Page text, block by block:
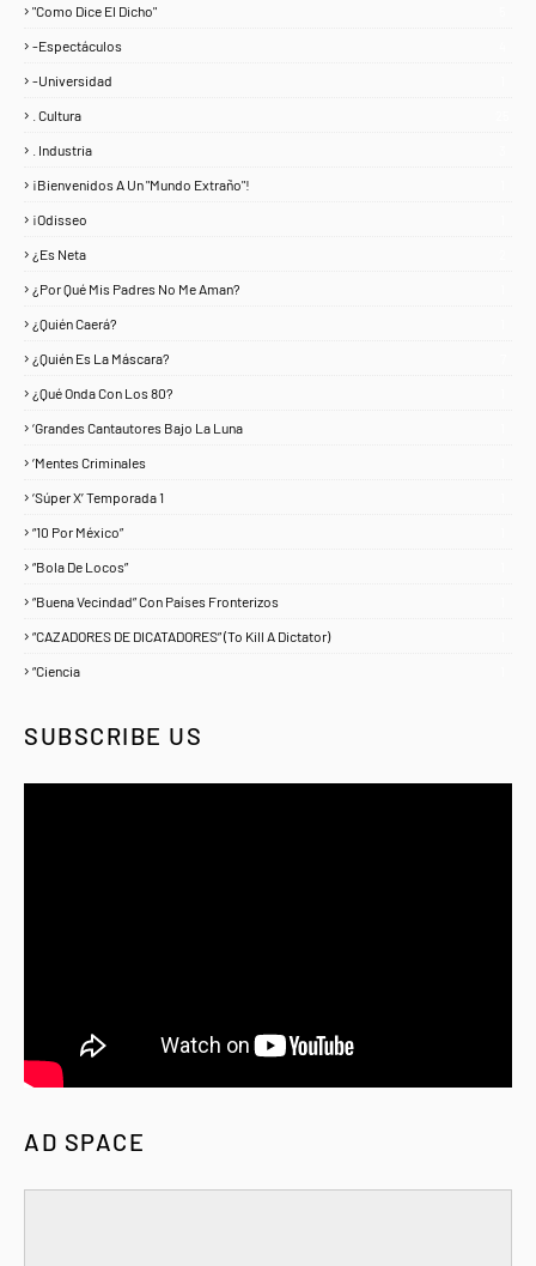
"Como Dice El Dicho"
-Espectáculos
-Universidad
. Cultura
. Industria
¡Bienvenidos A Un "Mundo Extraño"!
¡Odisseo
¿Es Neta
¿Por Qué Mis Padres No Me Aman?
¿Quién Caerá?
¿Quién Es La Máscara?
¿Qué Onda Con Los 80?
‘Grandes Cantautores Bajo La Luna
‘Mentes Criminales
‘Súper X’ Temporada 1
“10 Por México”
“Bola De Locos”
“Buena Vecindad” Con Países Fronterizos
“CAZADORES DE DICATADORES” (To Kill A Dictator)
“Ciencia
SUBSCRIBE US
AD SPACE